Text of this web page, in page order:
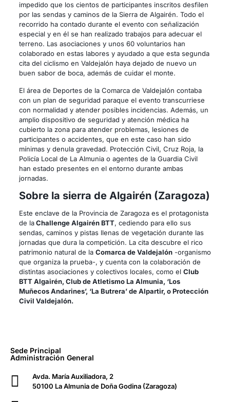
impedido que los cientos de participantes inscritos desfilen
por las sendas y caminos de la Sierra de Algairén. Todo el
recorrido ha contado durante el evento con señalización
especial y en él se han realizado trabajos para adecuar el
terreno. Las asociaciones y unos 60 voluntarios han
colaborado en estas labores y ayudado a que esta segunda
cita del ciclismo en Valdejalón haya dejado de nuevo un
buen sabor de boca, además de cuidar el monte.
El área de Deportes de la Comarca de Valdejalón contaba
con un plan de seguridad paraque el evento transcurriese
con normalidad y atender posibles incidencias. Además, un
amplio dispositivo de seguridad y atención médica ha
cubierto la zona para atender problemas, lesiones de
participantes o accidentes, que en este caso han sido
mínimas y denula gravedad. Protección Civil, Cruz Roja, la
Policía Local de La Almunia o agentes de la Guardia Civil
han estado presentes en el entorno durante ambas
jornadas.
Sobre la sierra de Algairén (Zaragoza)
Este enclave de la Provincia de Zaragoza es el protagonista
de laChallenge Algairén BTT, cediendo para ello sus
sendas, caminos y pistas llenas de vegetación durante las
jornadas que dura la competición. La cita descubre el rico
patrimonio natural de la Comarca de Valdejalón-organismo
que organiza la prueba-, y cuenta con la colaboración de
distintas asociaciones y colectivos locales, como el Club
BTT Algairén, Club de Atletismo La Almunia, ‘Los
Muñecos Andarines’, ‘La Butrera’ de Alpartir, o Protección
Civil Valdejalón.
Sede Principal
Administración General
Avda. María Auxiliadora, 2
50100 La Almunia de Doña Godina (Zaragoza)